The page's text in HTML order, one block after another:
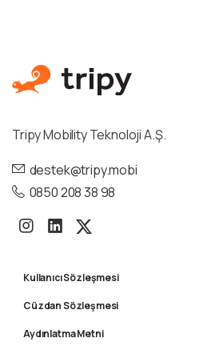
Tripy Mobility Teknoloji A.Ş.
destek@tripy.mobi
0850 208 38 98
Kullanıcı Sözleşmesi
Cüzdan Sözleşmesi
Aydınlatma Metni